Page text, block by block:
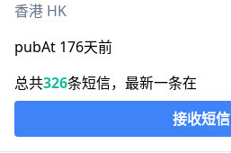
香港 HK
pubAt 176天前
总共326条短信，最新一条在
接收短信